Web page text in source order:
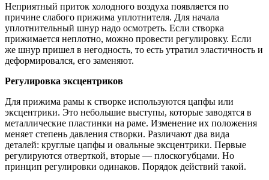
Неприятный приток холодного воздуха появляется по
причине слабого прижима уплотнителя. Для начала
уплотнительный шнур надо осмотреть. Если створка
прижимается неплотно, можно провести регулировку. Если
же шнур пришел в негодность, то есть утратил эластичность и
деформировался, его заменяют.
Регулировка эксцентриков
Для прижима рамы к створке используются цапфы или
эксцентрики. Это небольшие выступы, которые заводятся в
металлические пластинки на раме. Изменение их положения
меняет степень давления створки. Различают два вида
деталей: круглые цапфы и овальные эксцентрики. Первые
регулируются отверткой, вторые — плоскогубцами. Но
принцип регулировки одинаков. Порядок действий такой.